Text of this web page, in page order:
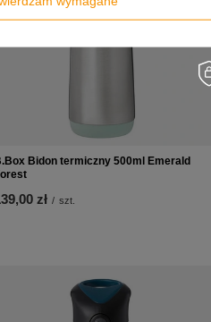
Bidon termiczny 500ml Emerald
zł / szt.